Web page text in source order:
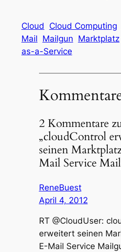
Cloud Cloud Computing
Mail Mailgun Marktplatz
as-a-Service
2 Kommentare
„cloudControl
seinen
Mail Service
ReneBuest
April 4, 2012
RT @CloudUser:
erweitert seinen
E-Mail Service